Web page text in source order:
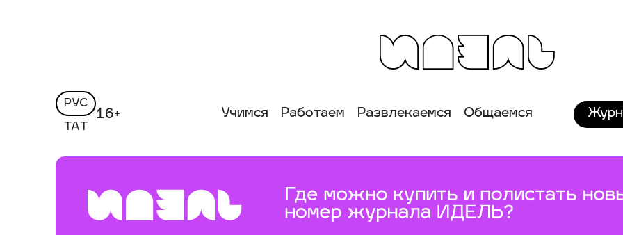
РУС
ТАТ
16+ Учимся Работаем Развлекаемся Общаемся